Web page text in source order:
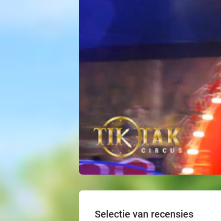
Selectie van recensies